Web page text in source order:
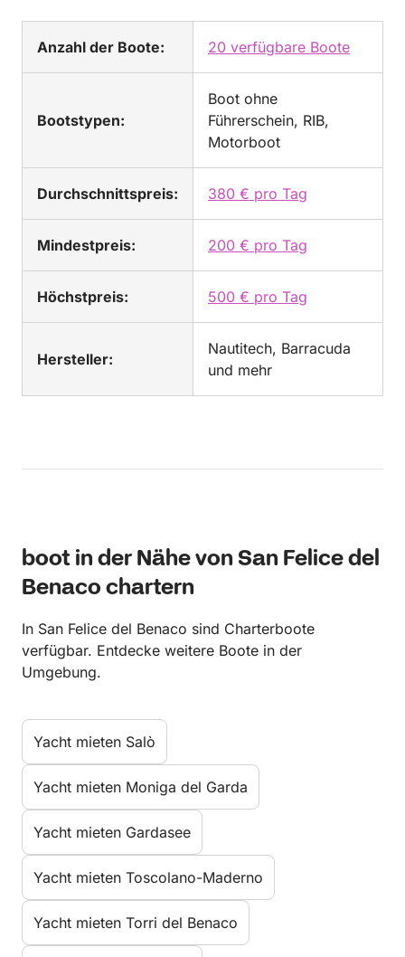
Anzahl der Boote: 20 verfügbare Boote
Bootstypen:
Boot ohne
Führerschein, RIB,
Motorboot
Durchschnittspreis: 380 € pro Tag
Mindestpreis: 200 € pro Tag
Höchstpreis: 500 € pro Tag
Hersteller:
Nautitech, Barracuda
und mehr
boot in der Nähe von San Felice del
Benaco chartern
In San Felice del Benaco sind Charterboote
verfügbar. Entdecke weitere Boote in der
Umgebung.
Yacht mieten Salò
Yacht mieten Moniga del Garda
Yacht mieten Gardasee
Yacht mieten Toscolano-Maderno
Yacht mieten Torri del Benaco